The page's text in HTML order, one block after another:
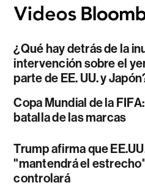
¿Qué hay detrás de la
intervención sobre el
parte de EE. UU. y
Copa Mundial de la
batalla de las marcas
Trump afirma que
"mantendrá el
controlará